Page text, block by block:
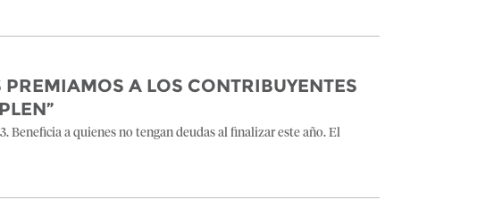
A LOS CONTRIBUYENTES
Beneficia a quienes no tengan deudas al finalizar este año. El